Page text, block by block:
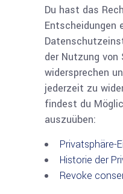
Du hast das
Entscheidungen
der Nutzung von
widersprechen
jederzeit zu
findest du
auszuüben:
Privatsphäre-
Historie der
Revoke